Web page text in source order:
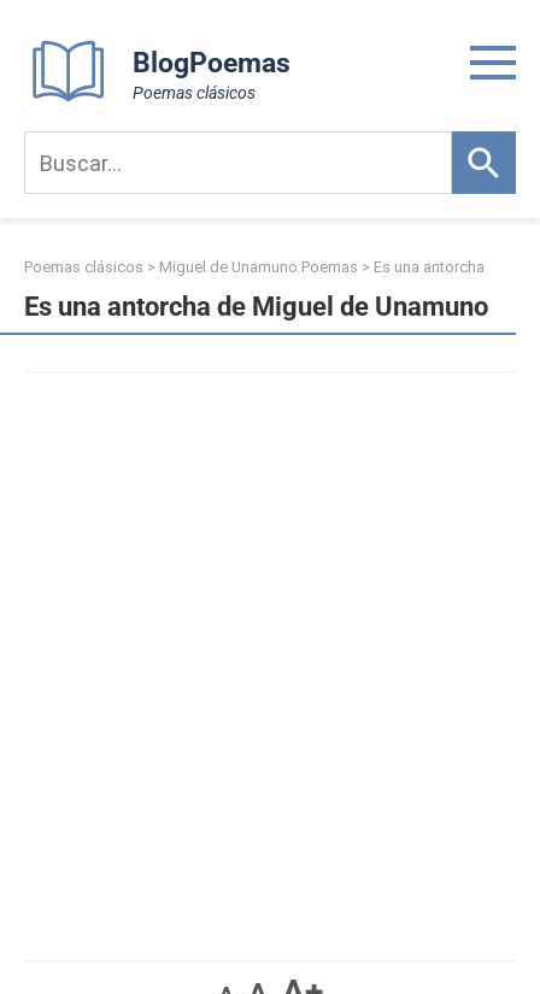
content
BlogPoemas
Poemas clásicos
Poemas clásicos > Miguel de Unamuno Poemas > Es una antorcha
Es una antorcha de Miguel de Unamuno